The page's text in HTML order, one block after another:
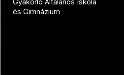
Gyakorló Általános Iskola
és Gimnázium